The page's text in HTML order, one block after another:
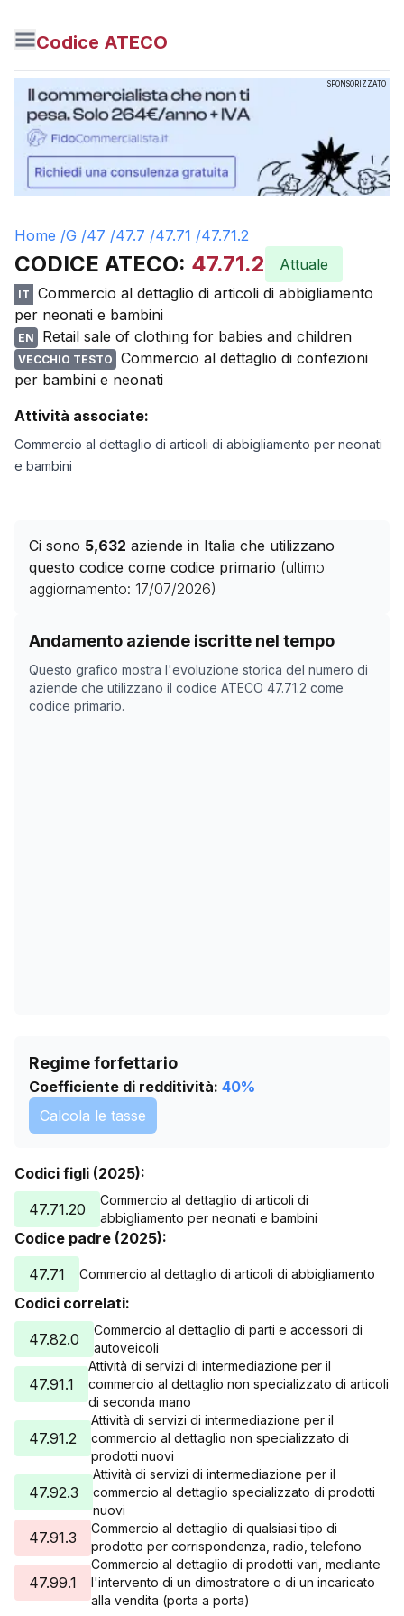
Codice ATECO
SPONSORIZZATO
Home /G /47 /47.7 /47.71 /47.71.2
CODICE ATECO: 47.71.2 Attuale
IT
Commercio al dettaglio di articoli di abbigliamento
per neonati e bambini
EN Retail sale of clothing for babies and children
VECCHIO TESTO
Commercio al dettaglio di confezioni
per bambini e neonati
Attività associate:
Commercio al dettaglio di articoli di abbigliamento per neonati
e bambini
Ci sono 5,632 aziende in Italia che utilizzano
questo codice come codice primario (ultimo
aggiornamento: 17/07/2026)
Andamento aziende iscritte nel tempo
Questo grafico mostra l'evoluzione storica del numero di
aziende che utilizzano il codice ATECO 47.71.2 come
codice primario.
Storico numero di aziende con codice ATECO
Data rilevazione
25/04/2025
5749
12/11/2025
Regime forfettario
Coefficiente di redditività: 40%
Calcola le tasse
Codici figli (2025):
47.71.20
Commercio al dettaglio di articoli di
abbigliamento per neonati e bambini
Codice padre (2025):
47.71
Commercio al dettaglio di articoli di abbigliamento
Codici correlati:
47.82.0
Commercio al dettaglio di parti e accessori di
autoveicoli
47.91.1
Attività di servizi di intermediazione per il
commercio al dettaglio non specializzato di articoli
di seconda mano
47.91.2
Attività di servizi di intermediazione per il
commercio al dettaglio non specializzato di
prodotti nuovi
47.92.3
Attività di servizi di intermediazione per il
commercio al dettaglio specializzato di prodotti
nuovi
47.91.3
Commercio al dettaglio di qualsiasi tipo di
prodotto per corrispondenza, radio, telefono
47.99.1
Commercio al dettaglio di prodotti vari, mediante
l'intervento di un dimostratore o di un incaricato
alla vendita (porta a porta)